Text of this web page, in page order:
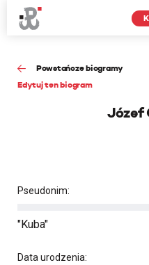
Powstańcze biogramy
Edytuj ten biogram
Józef
Pseudonim:
"Kuba"
Data urodzenia: